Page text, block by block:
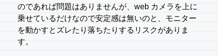
のであれば問題はありませんが、web カメラを上に
乗せているだけなので安定感は無いのと、モニター
を動かすとズレたり落ちたりするリスクがありま
す。